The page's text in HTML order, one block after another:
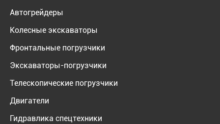
Автогрейдеры
Колесные экскаваторы
Фронтальные погрузчики
Экскаваторы-погрузчики
Телескопические погрузчики
Двигатели
Гидравлика спецтехники